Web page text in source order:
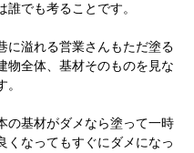
誰でも考ることです。
に溢れる営業さんもただ塗る
物全体、基材そのものを見な
の基材がダメなら塗って一時
くなってもすぐにダメになっ